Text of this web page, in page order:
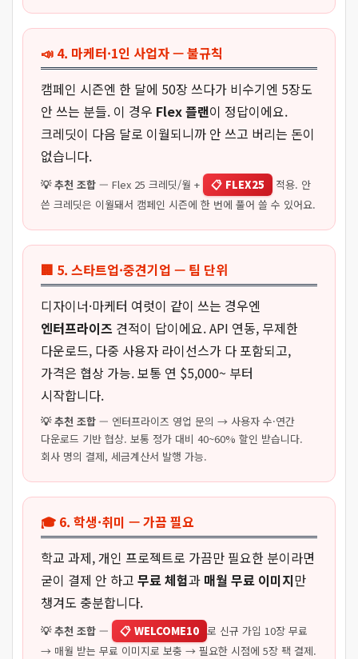
📣 4. 마케터·1인 사업자 — 불규칙
캠페인 시즌엔 한 달에 50장 쓰다가 비수기엔 5장도
안 쓰는 분들. 이 경우 Flex 플랜이 정답이에요.
크레딧이 다음 달로 이월되니까 안 쓰고 버리는 돈이
없습니다.
💡 추천 조합 — Flex 25 크레딧/월 + 📋 FLEX25
적용. 안
쓴 크레딧은 이월돼서 캠페인 시즌에 한 번에 풀어 쓸 수 있어요.
🏢 5. 스타트업·중견기업 — 팀 단위
디자이너·마케터 여럿이 같이 쓰는 경우엔
엔터프라이즈 견적이 답이에요. API 연동, 무제한
다운로드, 다중 사용자 라이선스가 다 포함되고,
가격은 협상 가능. 보통 연 $5,000~ 부터
시작합니다.
💡 추천 조합 — 엔터프라이즈 영업 문의 → 사용자 수·연간
다운로드 기반 협상. 보통 정가 대비 40~60% 할인 받습니다.
회사 명의 결제, 세금계산서 발행 가능.
🎓 6. 학생·취미 — 가끔 필요
학교 과제, 개인 프로젝트로 가끔만 필요한 분이라면
굳이 결제 안 하고 무료 체험과 매월 무료 이미지만
챙겨도 충분합니다.
💡 추천 조합 — 📋 WELCOME10 로 신규 가입 10장 무료
→ 매월 받는 무료 이미지로 보충 → 필요한 시점에 5장 팩 결제.